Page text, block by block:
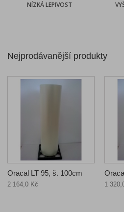
NÍZKÁ LEPIVOST
Nejprodávanější produkty
Oracal LT 95, š. 100cm
2 164,0 Kč 1